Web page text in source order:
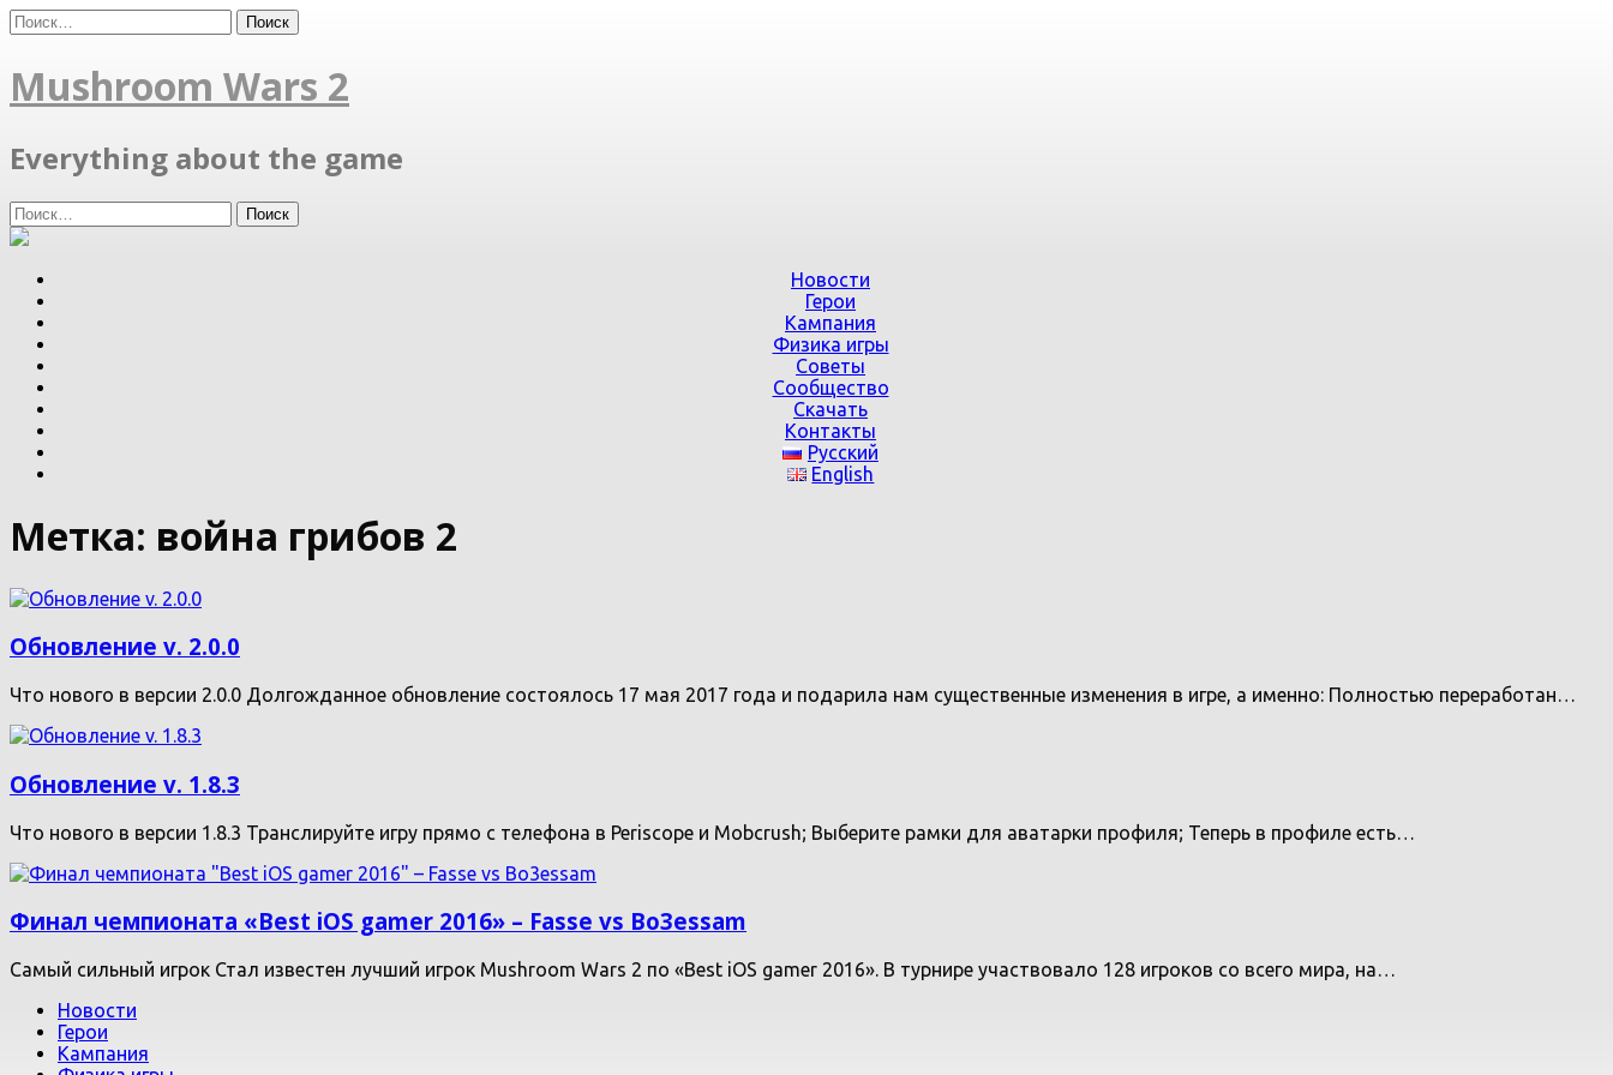
Skip
to
Найти:
Mushroom Wars 2
Everything about the game
Найти:
Новости
Герои
Кампания
Физика игры
Советы
Сообщество
Скачать
Контакты
Русский
English
Метка: война грибов 2
Обновление v. 2.0.0
Что нового в версии 2.0.0 Долгожданное обновление состоялось 17 мая 2017 года и подарила нам существенные изменения в игре, а именно: Полностью переработан…
Обновление v. 1.8.3
Что нового в версии 1.8.3 Транслируйте игру прямо с телефона в Periscope и Mobcrush; Выберите рамки для аватарки профиля; Теперь в профиле есть…
Финал чемпионата «Best iOS gamer 2016» – Fasse vs Bo3essam
Самый сильный игрок Стал известен лучший игрок Mushroom Wars 2 по «Best iOS gamer 2016». В турнире участвовало 128 игроков со всего мира, на…
Новости
Герои
Кампания